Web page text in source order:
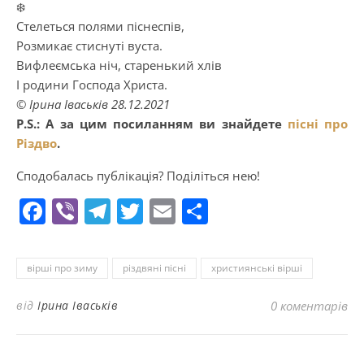
Стелеться полями піснеспів,
Розмикає стиснуті вуста.
Вифлеємська ніч, старенький хлів
І родини Господа Христа.
© Ірина Іваськів 28.12.2021️
P.S.: А за цим посиланням ви знайдете пісні про
Різдво.
Сподобалась публікація? Поділіться нею!
Facebook
ViberTelegram
Twitter
Email
вірші про зиму різдвяні пісні християнські вірші
від Ірина Іваськів 0 коментарів